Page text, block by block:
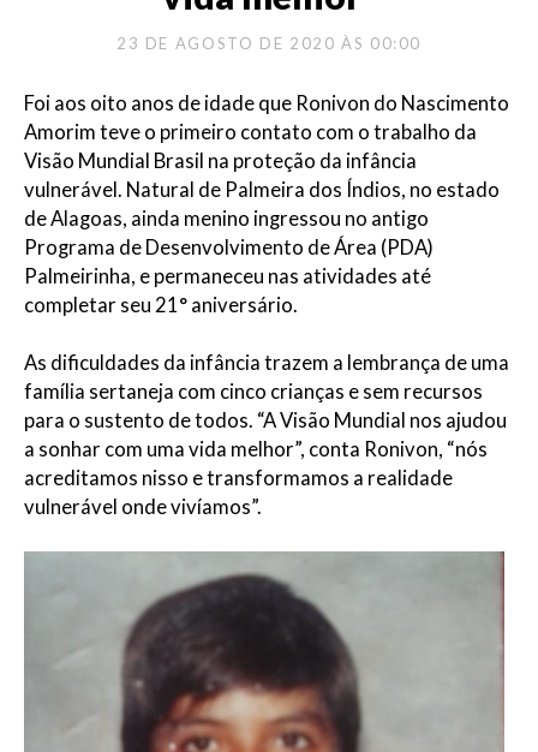
23 DE AGOSTO DE 2020 ÀS 00:00
Foi aos oito anos de idade que Ronivon do Nascimento
Amorim teve o primeiro contato com o trabalho da
Visão Mundial Brasil na proteção da infância
vulnerável. Natural de Palmeira dos Índios, no estado
de Alagoas, ainda menino ingressou no antigo
Programa de Desenvolvimento de Área (PDA)
Palmeirinha, e permaneceu nas atividades até
completar seu 21° aniversário.
As dificuldades da infância trazem a lembrança de uma
família sertaneja com cinco crianças e sem recursos
para o sustento de todos. “A Visão Mundial nos ajudou
a sonhar com uma vida melhor”, conta Ronivon, “nós
acreditamos nisso e transformamos a realidade
vulnerável onde vivíamos”.